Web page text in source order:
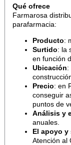
Qué ofrece
Farmarosa
parafarmacia:
Producto:
Surtido: la
en función
Ubicación:
Precio: en
conseguir
puntos de
Análisis y
anuales.
El apoyo y
Atención al